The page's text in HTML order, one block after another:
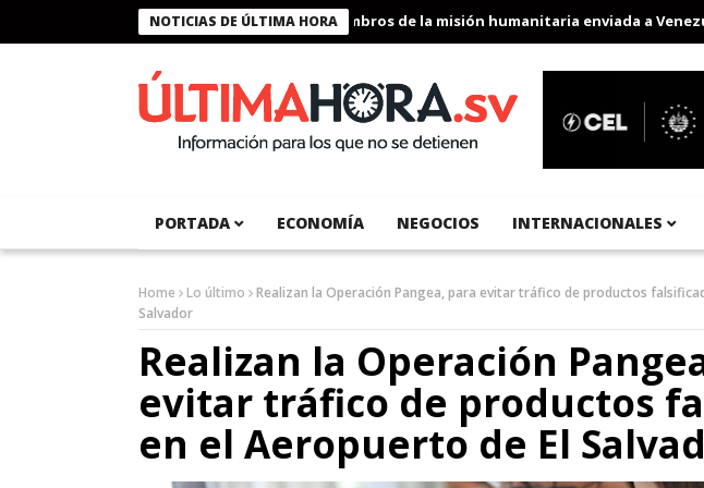
NOTICIAS DE ÚLTIMA HORA
Presidente Bukele condecora a miembros de la misión humanitaria enviada a Venezuela
PORTADA ECONOMÍA NEGOCIOS INTERNACIONALES
Home Lo último
Realizan la Operación Pangea, para evitar tráfico de productos
Salvador
Realizan la Operación
evitar tráfico de productos
en el Aeropuerto de El